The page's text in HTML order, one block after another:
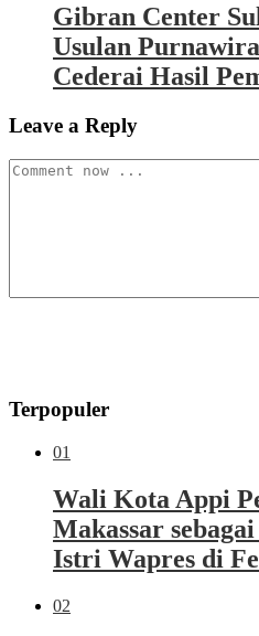
Gibran Center
Usulan
Cederai Hasil
Leave a Reply
Terpopuler
01
Wali Kota Appi
Makassar
Istri Wapres di
02